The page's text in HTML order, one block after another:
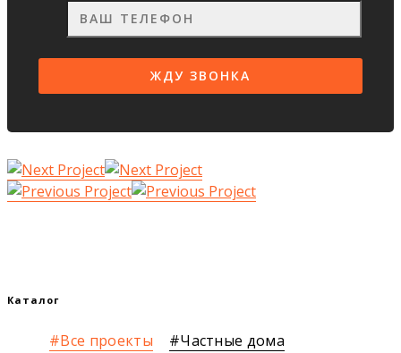
Каталог
Все проекты
Частные дома